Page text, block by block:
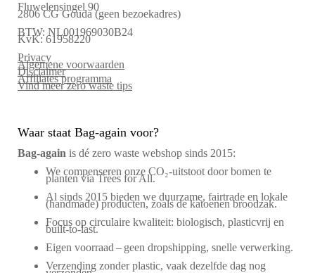
Fluwelensingel 90
2806 CG Gouda (geen bezoekadres)
BTW: NL001969030B24
KvK: 61958220
Privacy
Algemene voorwaarden
Disclaimer
Affiliates programma
Vind meer zero waste tips
Waar staat Bag-again voor?
Bag‑again is dé zero waste webshop sinds 2015:
We compenseren onze CO₂-uitstoot door bomen te
planten via Trees for All.
Al sinds 2015 bieden we duurzame, fairtrade en lokale
(handmade) producten, zoals de katoenen broodzak.
Focus op circulaire kwaliteit: biologisch, plasticvrij en
built-to-last.
Eigen voorraad – geen dropshipping, snelle verwerking.
Verzending zonder plastic, vaak dezelfde dag nog